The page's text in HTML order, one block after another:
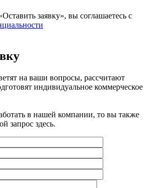
заявку», вы соглашаетесь с
на ваши вопросы, рассчитают
индивидуальное коммерческое
в нашей компании, то вы также
запрос здесь.